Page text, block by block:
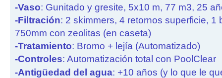
-Vaso: Gunitado y gresite, 5x10 m, 77 m3, 25
-Filtración: 2 skimmers, 4 retornos superficie, 1
750mm con zeolitas (en caseta)
-Tratamiento: Bromo + lejía (Automatizado)
-Controles: Automatización total con PoolClear
-Antigüedad del agua: +10 años (y lo que le